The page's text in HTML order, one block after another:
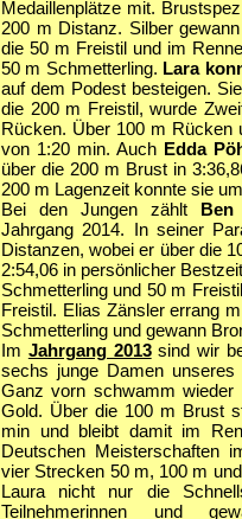
Medaillenplätze mit.
200 m Distanz. Silber
die 50 m Freistil und im
50 m Schmetterling. Lara
auf dem Podest besteigen.
die 200 m Freistil, wurde
Rücken. Über 100 m Rücken
von 1:20 min. Auch Edda
über die 200 m Brust in
200 m Lagenzeit konnte sie
Bei den Jungen zählt Ben
Jahrgang 2014. In seiner
Distanzen, wobei er über die
2:54,06 in persönlicher
Schmetterling und 50 m
Freistil. Elias Zänsler errang
Schmetterling und gewann
Im Jahrgang 2013sind wir
sechs junge Damen unseres
Ganz vorn schwamm wieder
Gold. Über die 100 m Brust
min und bleibt damit im
Deutschen Meisterschaften
vier Strecken 50 m, 100 m
Laura nicht nur die
Teilnehmerinnen und